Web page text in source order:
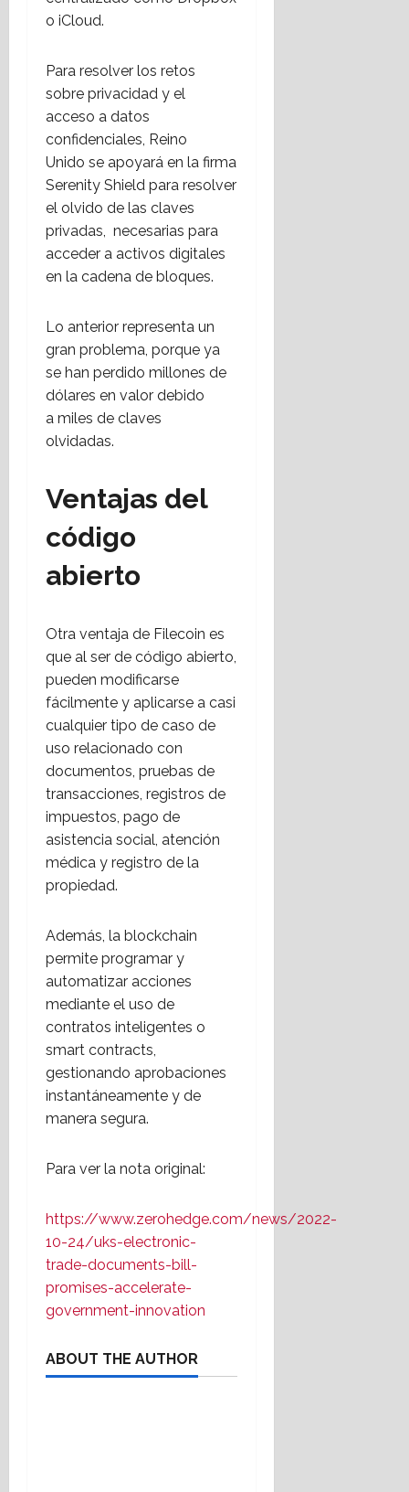
o iCloud.
Para resolver los retos
sobre privacidad y el
acceso a datos
confidenciales, Reino
Unido se apoyará en la firma
Serenity Shield para resolver
el olvido de las claves
privadas, necesarias para
acceder a activos digitales
en la cadena de bloques.
Lo anterior representa un
gran problema, porque ya
se han perdido millones de
dólares en valor debido
a miles de claves
olvidadas.
Ventajas del
código
abierto
Otra ventaja de Filecoin es
que al ser de código abierto,
pueden modificarse
fácilmente y aplicarse a casi
cualquier tipo de caso de
uso relacionado con
documentos, pruebas de
transacciones, registros de
impuestos, pago de
asistencia social, atención
médica y registro de la
propiedad.
Además, la blockchain
permite programar y
automatizar acciones
mediante el uso de
contratos inteligentes o
smart contracts,
gestionando aprobaciones
instantáneamente y de
manera segura.
Para ver la nota original:
https://www.zerohedge.com/news/2022-
10-24/uks-electronic-
trade-documents-bill-
promises-accelerate-
government-innovation
ABOUT THE AUTHOR